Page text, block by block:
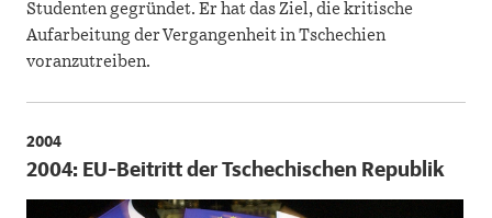
Studenten gegründet. Er hat das Ziel, die kritische
Aufarbeitung der Vergangenheit in Tschechien
voranzutreiben.
2004
2004: EU-Beitritt der Tschechischen Republik